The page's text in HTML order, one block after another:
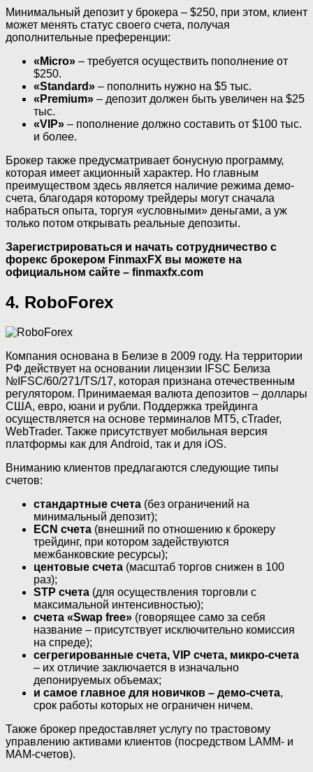
Минимальный депозит у брокера – $250, при этом, клиент
может менять статус своего счета, получая
дополнительные преференции:
«Micro» – требуется осуществить пополнение от
$250.
«Standard» – пополнить нужно на $5 тыс.
«Premium» – депозит должен быть увеличен на $25
тыс.
«VIP» – пополнение должно составить от $100 тыс.
и более.
Брокер также предусматривает бонусную программу,
которая имеет акционный характер. Но главным
преимуществом здесь является наличие режима демо-
счета, благодаря которому трейдеры могут сначала
набраться опыта, торгуя «условными» деньгами, а уж
только потом открывать реальные депозиты.
Зарегистрироваться и начать сотрудничество с
форекс брокером FinmaxFX вы можете на
официальном сайте – finmaxfx.com
4. RoboForex
Компания основана в Белизе в 2009 году. На территории
РФ действует на основании лицензии IFSC Белиза
№IFSC/60/271/TS/17, которая признана отечественным
регулятором. Принимаемая валюта депозитов – доллары
США, евро, юани и рубли. Поддержка трейдинга
осуществляется на основе терминалов MT5, cTrader,
WebTrader. Также присутствует мобильная версия
платформы как для Android, так и для iOS.
Вниманию клиентов предлагаются следующие типы
счетов:
стандартные счета (без ограничений на
минимальный депозит);
ECN счета (внешний по отношению к брокеру
трейдинг, при котором задействуются
межбанковские ресурсы);
центовые счета (масштаб торгов снижен в 100
раз);
STP счета (для осуществления торговли с
максимальной интенсивностью);
счета «Swap free» (говорящее само за себя
название – присутствует исключительно комиссия
на спреде);
сегрегированные счета, VIP счета, микро-счета
– их отличие заключается в изначально
депонируемых объемах;
и самое главное для новичков – демо-счета,
срок работы которых не ограничен ничем.
Также брокер предоставляет услугу по трастовому
управлению активами клиентов (посредством LAMM- и
MAM-счетов).